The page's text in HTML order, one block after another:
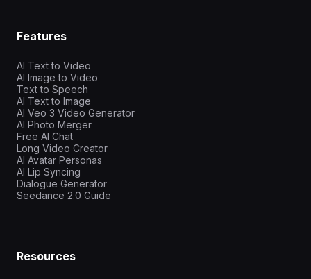
Features
AI Text to Video
AI Image to Video
Text to Speech
AI Text to Image
AI Veo 3 Video Generator
AI Photo Merger
Free AI Chat
Long Video Creator
AI Avatar Personas
AI Lip Syncing
Dialogue Generator
Seedance 2.0 Guide
Resources